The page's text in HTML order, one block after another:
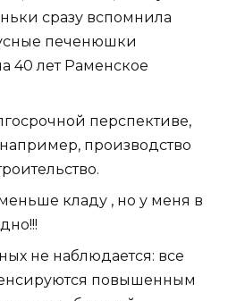
сразу вспомнила
печенюшки
40 лет Раменское
перспективе,
например, производство
кладу , но у меня в
не наблюдается: все
повышенным